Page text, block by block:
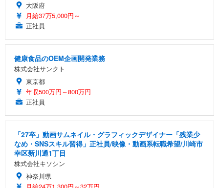
大阪府
月給37万5,000円～
正社員
健康食品のOEM企画開発業務
株式会社サンクト
東京都
年収500万円～800万円
正社員
「27卒」動画サムネイル・グラフィックデザイナー「残業少
なめ・SNSスキル習得」正社員/映像・動画系転職希望/川崎市
幸区新川通1丁目
株式会社キソシン
神奈川県